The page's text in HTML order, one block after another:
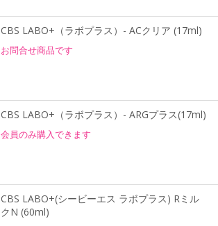
CBS LABO+（ラボプラス）- ACクリア (17ml)
お問合せ商品です
CBS LABO+（ラボプラス）- ARGプラス(17ml)
会員のみ購入できます
CBS LABO+(シービーエス ラボプラス) Rミル
クN (60ml)